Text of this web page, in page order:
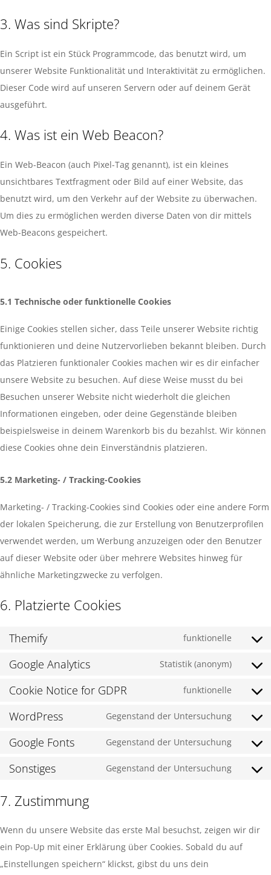
3. Was sind Skripte?
Ein Script ist ein Stück Programmcode, das benutzt wird, um
unserer Website Funktionalität und Interaktivität zu ermöglichen.
Dieser Code wird auf unseren Servern oder auf deinem Gerät
ausgeführt.
4. Was ist ein Web Beacon?
Ein Web-Beacon (auch Pixel-Tag genannt), ist ein kleines
unsichtbares Textfragment oder Bild auf einer Website, das
benutzt wird, um den Verkehr auf der Website zu überwachen.
Um dies zu ermöglichen werden diverse Daten von dir mittels
Web-Beacons gespeichert.
5. Cookies
5.1 Technische oder funktionelle Cookies
Einige Cookies stellen sicher, dass Teile unserer Website richtig
funktionieren und deine Nutzervorlieben bekannt bleiben. Durch
das Platzieren funktionaler Cookies machen wir es dir einfacher
unsere Website zu besuchen. Auf diese Weise musst du bei
Besuchen unserer Website nicht wiederholt die gleichen
Informationen eingeben, oder deine Gegenstände bleiben
beispielsweise in deinem Warenkorb bis du bezahlst. Wir können
diese Cookies ohne dein Einverständnis platzieren.
5.2 Marketing- / Tracking-Cookies
Marketing- / Tracking-Cookies sind Cookies oder eine andere Form
der lokalen Speicherung, die zur Erstellung von Benutzerprofilen
verwendet werden, um Werbung anzuzeigen oder den Benutzer
auf dieser Website oder über mehrere Websites hinweg für
ähnliche Marketingzwecke zu verfolgen.
6. Platzierte Cookies
Themify funktionelle
Google Analytics Statistik (anonym)
Cookie Notice for GDPR funktionelle
WordPress Gegenstand der Untersuchung
Google Fonts Gegenstand der Untersuchung
Sonstiges Gegenstand der Untersuchung
7. Zustimmung
Wenn du unsere Website das erste Mal besuchst, zeigen wir dir
ein Pop-Up mit einer Erklärung über Cookies. Sobald du auf
„Einstellungen speichern“ klickst, gibst du uns dein